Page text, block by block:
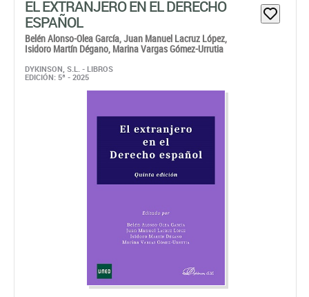
EL EXTRANJERO EN EL DERECHO
ESPAÑOL
Belén Alonso-Olea García,Juan Manuel Lacruz López,
Isidoro Martín Dégano, Marina Vargas Gómez-Urrutia
DYKINSON, S.L. - LIBROS
EDICIÓN: 5ª - 2025